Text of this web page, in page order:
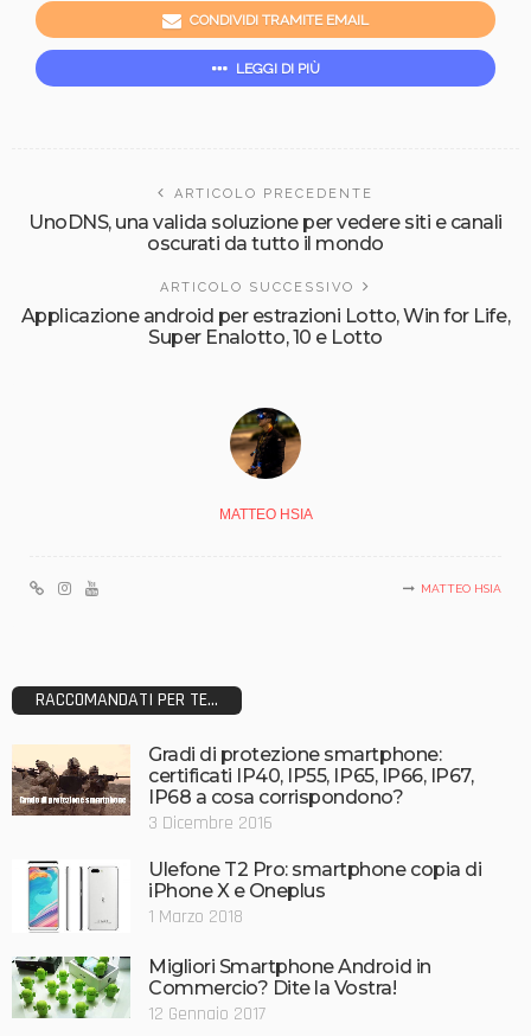
CONDIVIDI TRAMITE EMAIL
LEGGI DI PIÙ
ARTICOLO PRECEDENTE
UnoDNS, una valida soluzione per vedere siti e canali
oscurati da tutto il mondo
ARTICOLO SUCCESSIVO
Applicazione android per estrazioni Lotto, Win for Life,
Super Enalotto, 10 e Lotto
MATTEO HSIA
MATTEO HSIA
RACCOMANDATI PER TE...
Gradi di protezione smartphone:
certificati IP40, IP55, IP65, IP66, IP67,
IP68 a cosa corrispondono?
3 Dicembre 2016
Ulefone T2 Pro: smartphone copia di
iPhone X e Oneplus
1 Marzo 2018
Migliori Smartphone Android in
Commercio? Dite la Vostra!
12 Gennaio 2017